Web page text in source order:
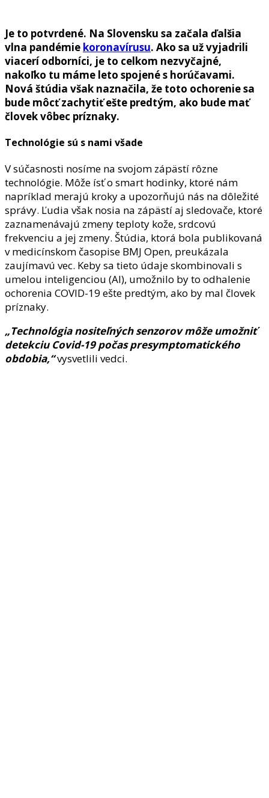
Je to potvrdené. Na Slovensku sa začala ďalšia
vlna pandémie koronavírusu. Ako sa už vyjadrili
viacerí odborníci, je to celkom nezvyčajné,
nakoľko tu máme leto spojené s horúčavami.
Nová štúdia však naznačila, že toto ochorenie sa
bude môcť zachytiť ešte predtým, ako bude mať
človek vôbec príznaky.
Technológie sú s nami všade
V súčasnosti nosíme na svojom zápästí rôzne
technológie. Môže ísť o smart hodinky, ktoré nám
napríklad merajú kroky a upozorňujú nás na dôležité
správy. Ľudia však nosia na zápästí aj sledovače, ktoré
zaznamenávajú zmeny teploty kože, srdcovú
frekvenciu a jej zmeny. Štúdia, ktorá bola publikovaná
v medicínskom časopise BMJ Open, preukázala
zaujímavú vec. Keby sa tieto údaje skombinovali s
umelou inteligenciou (AI), umožnilo by to odhalenie
ochorenia COVID-19 ešte predtým, ako by mal človek
príznaky.
„Technológia nositeľných senzorov môže umožniť
detekciu Covid-19 počas presymptomatického
obdobia,“vysvetlili vedci.